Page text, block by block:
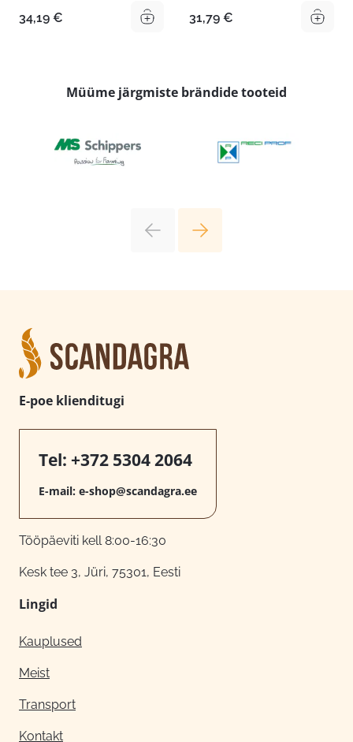
34,19 € 31,79 €
Müüme järgmiste brändide tooteid
E-poe klienditugi
Tel: +372 5304 2064
E-mail: e-shop@scandagra.ee
Tööpäeviti kell 8:00-16:30
Kesk tee 3, Jüri, 75301, Eesti
Lingid
Kauplused
Meist
Transport
Kontakt